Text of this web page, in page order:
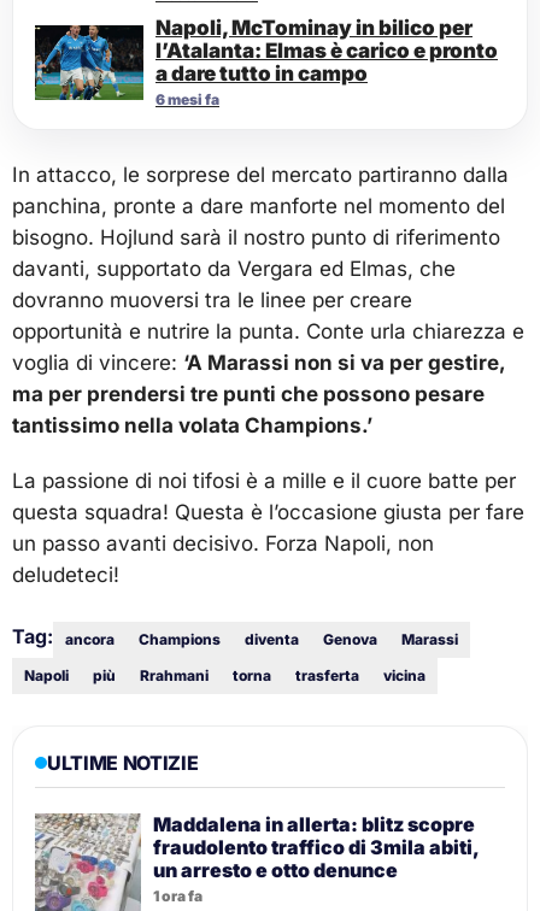
Napoli, McTominay in bilico per
l’Atalanta: Elmas è carico e pronto
a dare tutto in campo
6 mesi fa
In attacco, le sorprese del mercato partiranno dalla
panchina, pronte a dare manforte nel momento del
bisogno. Hojlund sarà il nostro punto di riferimento
davanti, supportato da Vergara ed Elmas, che
dovranno muoversi tra le linee per creare
opportunità e nutrire la punta. Conte urla chiarezza e
voglia di vincere: ‘A Marassi non si va per gestire,
ma per prendersi tre punti che possono pesare
tantissimo nella volata Champions.’
La passione di noi tifosi è a mille e il cuore batte per
questa squadra! Questa è l’occasione giusta per fare
un passo avanti decisivo. Forza Napoli, non
deludeteci!
Tag: ancora Champions diventa Genova
Marassi
Napoli
più Rrahmani torna trasferta vicina
ULTIME NOTIZIE
Maddalena in allerta: blitz scopre
fraudolento traffico di 3mila abiti,
un arresto e otto denunce
1 ora fa